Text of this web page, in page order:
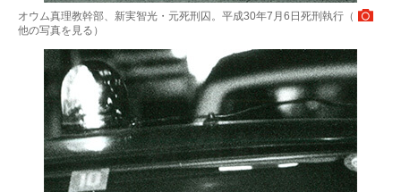
オウム真理教幹部、新実智光・元死刑囚。平成30年7月6日死刑執行（
他の写真を見る ）